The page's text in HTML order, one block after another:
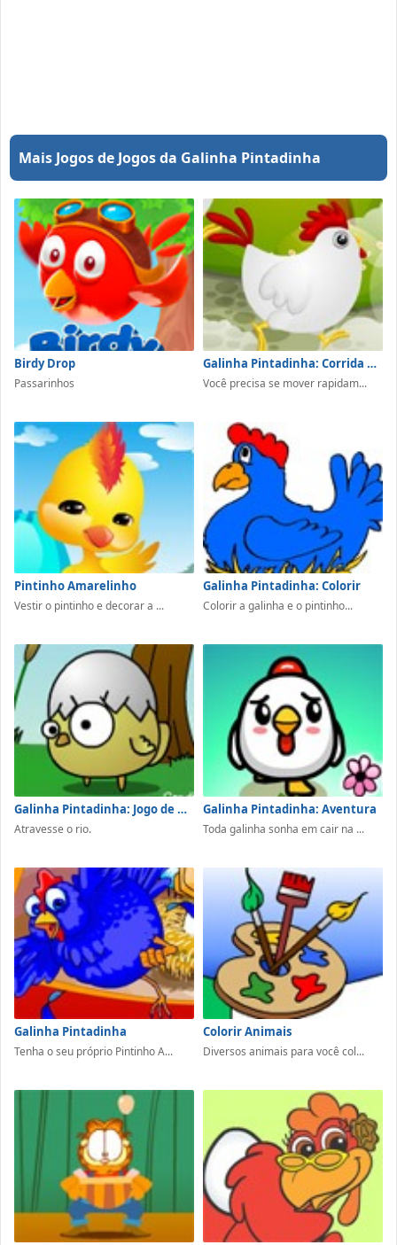
Mais Jogos de Jogos da Galinha Pintadinha
Birdy Drop
Passarinhos
Galinha Pintadinha: Corrida de Obstáculos
Você precisa se mover rapidam...
Pintinho Amarelinho
Vestir o pintinho e decorar a ...
Galinha Pintadinha: Colorir
Colorir a galinha e o pintinho...
Galinha Pintadinha: Jogo de Raciocínio
Atravesse o rio.
Galinha Pintadinha: Aventura
Toda galinha sonha em cair na ...
Galinha Pintadinha
Tenha o seu próprio Pintinho A...
Colorir Animais
Diversos animais para você col...